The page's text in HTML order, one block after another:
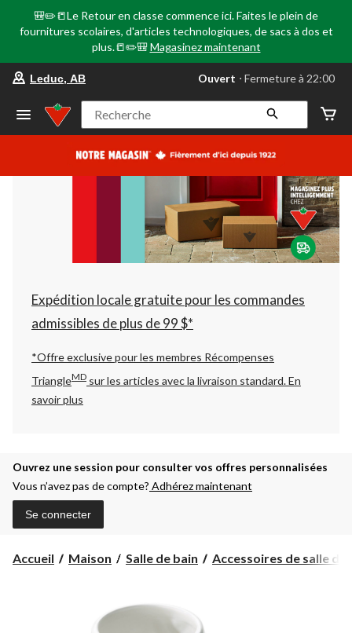
🎒✏️📒Le Retour en classe commence ici. Faites le plein de
fournitures scolaires, d'articles technologiques, de sacs à dos et
plus.📒✏️🎒 Magasinez maintenant
votre
préféré
Leduc,
AB,
courament
Fermeture
à
22:00
cliquer
pour
changer
Leduc, AB Ouvert ⋅ Fermeture à 22:00
Recherche
Expédition locale gratuite pour les commandes
admissibles de plus de 99 $*
*Offre exclusive pour les membres Récompenses
TriangleMD sur les articles avec la livraison standard.En
savoir plus
Ouvrez une session pour consulter vos offres personnalisées
Vous n’avez pas de compte? Adhérez maintenant
Se connecter
Accueil Maison Salle de bain Accessoires de salle de